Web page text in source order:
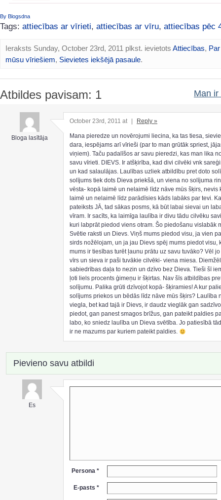
By Blogsdna
Tags: attiecības ar vīrieti, attiecības ar vīru, attiecības pēc
Ieraksts Sunday, October 23rd, 2011 plkst. ievietots Attiecības,
mūsu vīriešiem, Sievietes iekšējā pasaule.
Atbildes pavisam: 1 Man ir
Bloga lasītāja
October 23rd, 2011 at Reply »
Mana pieredze un novērojumi liecina, ka tas tiesa,
dara, iespējams arī vīrieši (par to man grūtāk spriest,
viņiem). Taču padalīšos ar savu pieredzi, kas man lika
savu vīrieti. DIEVS. Ir atšķirība, kad divi cilvēki vnk
un kad salaulājas. Laulības uzliek atbildību pret doto
solījums tiek dots Dieva priekšā, un viena no solījuma
vēsta- kopā laimē un nelaimē līdz nāve mūs šķirs, nevis
laimē un nelaimē līdz parādīsies kāds labāks par tevi.
pateiksts JĀ, tad sākas posms, kā būt labai sievai un
vīram. Ir sacīts, ka laimīga laulība ir divu tādu cilvēku
kuri labprāt piedod viens otram. Šo piedošanu vislabāk
Svētie raksti un Dievs. Viņš mums piedod visu, ja vien
sirds nožēlojam, un ja jau Dievs spēj mums piedot visu,
mums ir tiesības turēt ļaunu prātu uz savu tuvāko? Vēl
vīrs un sieva ir paši tuvākie cilvēki- viena miesa.
sabiedrības daļa to nezin un dzīvo bez Dieva. Tieši šī
ļoti liels procents ģimeņu ir šķirtas. Nav šīs atbildības
solījumu. Palika grūti dzīvojot kopā- šķiramies! A kur
solījums priekos un bēdās līdz nāve mūs šķirs? Laulība
viegla, bet kad tajā ir Dievs, ir daudz vieglāk gan
piedot, gan panest smagos brīžus, gan pateikt paldies
labo, ko sniedz laulība un Dieva svētība. Jo patiesībā
ir ne mazums par kuriem pateikt paldies.
Pievieno savu atbildi
Es
Persona *
E-pasts *